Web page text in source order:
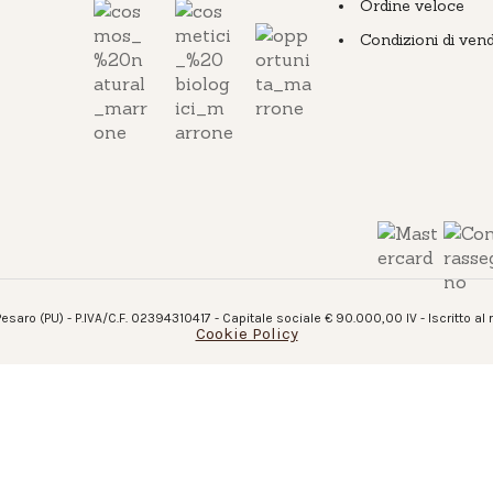
Ordine veloce
Condizioni di
Pesaro (PU) - P.IVA/C.F. 02394310417 - Capitale sociale € 90.000,00 IV - Iscritto
Cookie Policy